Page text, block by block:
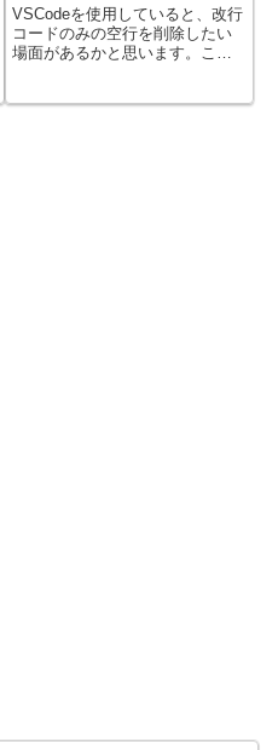
VSCodeを使用していると、改行
コードのみの空行を削除したい
場面があるかと思います。この